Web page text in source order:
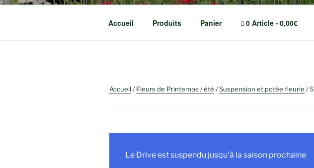
Accueil Produits Panier 0 Article 0,00€
Accueil/Fleurs de Printemps / été /Suspension et potée fleurie /
Le Drive est suspendu jusqu'à la saison prochaine